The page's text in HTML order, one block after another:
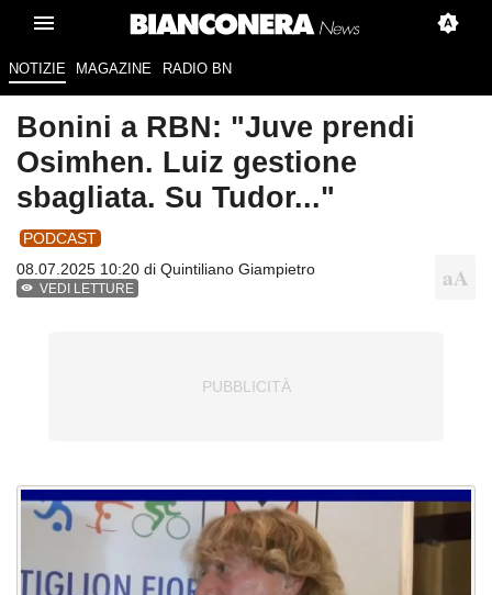
NOTIZIE MAGAZINE RADIO BN
Bonini a RBN: "Juve prendi
Osimhen. Luiz gestione
sbagliata. Su Tudor..."
PODCAST
08.07.2025 10:20 di Quintiliano Giampietro
VEDI LETTURE